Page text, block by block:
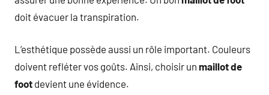
doit évacuer la transpiration.
L’esthétique possède aussi un rôle important. Couleurs
doivent refléter vos goûts. Ainsi, choisir un maillot de
foot devient une évidence.